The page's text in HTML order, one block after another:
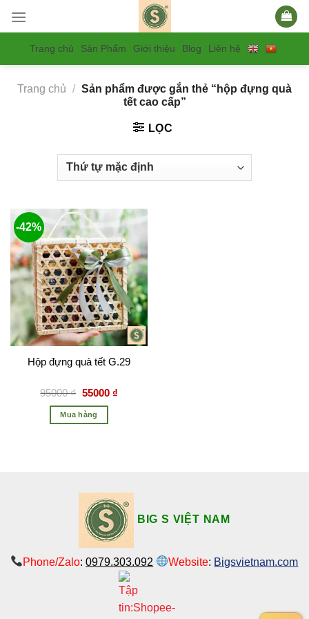
contentTrang chủ Sản Phẩm Giới thiệu Blog Liên hệ
Trang chủ / Sản phẩm được gắn thẻ “hộp đựng quà
tết cao cấp”
LỌC
-42%
Hộp đựng quà tết G.29
95000₫ 55000 ₫
Mua hàng
BIG S VIỆT NAM
Phone/Zalo:0979.303.092 Website: Bigsvietnam.com